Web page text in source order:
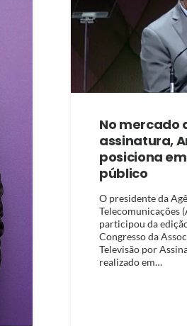
No mercado
assinatura,
posiciona
público
O presidente da
Telecomunicações
participou da
Congresso da
Televisão por
realizado em…